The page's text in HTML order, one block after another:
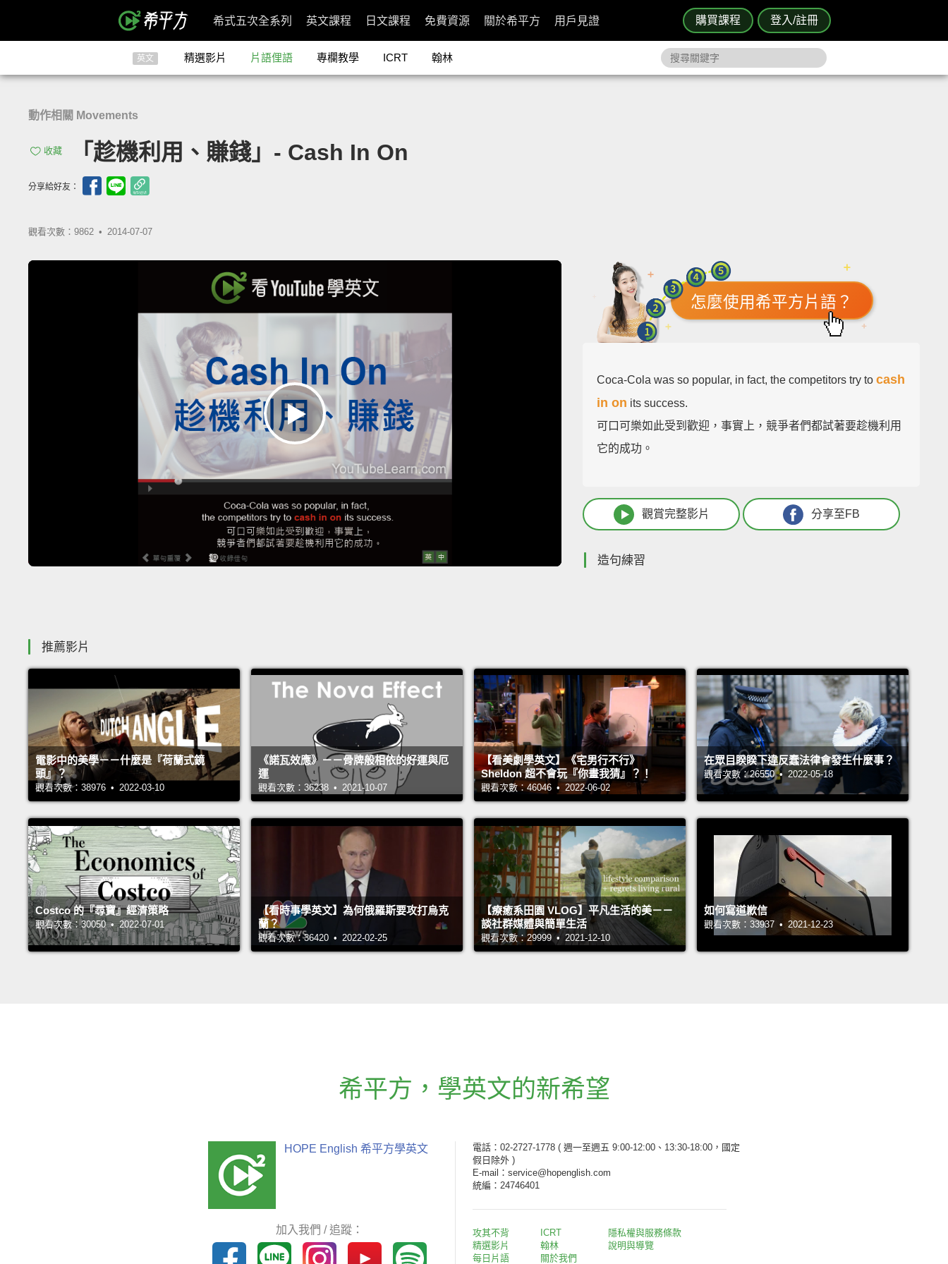
購買課程 登入/註冊
希式五次全系列 英文課程 日文課程 免費資源 關於希平方 用戶見證
英文 精選影片 片語俚語 專欄教學 ICRT 翰林
動作相關 Movements
收藏 「趁機利用、賺錢」- Cash In On
分享給好友：
觀看次數：9862 • 2014-07-07
怎麼使用希平方片語？
Coca-Cola was so popular, in fact, the competitors try tocash
in on its success.
可口可樂如此受到歡迎，事實上，競爭者們都試著要趁機利用
它的成功。
觀賞完整影片 分享至FB
造句練習
推薦影片
電影中的美學－－什麼是『荷蘭式鏡
頭』？
觀看次數：38976 • 2022-03-10
《諾瓦效應》－－骨牌般相依的好運與厄
運
觀看次數：36238 • 2021-10-07
【看美劇學英文】《宅男行不行》
Sheldon 超不會玩『你畫我猜』？！
觀看次數：46046 • 2022-06-02
在眾目睽睽下違反蠢法律會發生什麼事？
觀看次數：26550 • 2022-05-18
Costco 的『尋寶』經濟策略
觀看次數：30050 • 2022-07-01
【看時事學英文】為何俄羅斯要攻打烏克
蘭？
觀看次數：36420 • 2022-02-25
【療癒系田園 VLOG】平凡生活的美－－
談社群媒體與簡單生活
觀看次數：29999 • 2021-12-10
如何寫道歉信
觀看次數：33937 • 2021-12-23
希平方 ， 學英文的新希望
HOPE English 希平方學英文
加入我們 / 追蹤：
電話：02-2727-1778 ( 週一至週五 9:00-12:00、13:30-18:00，國定
假日除外 )
E-mail：service@hopenglish.com
統編：24746401
攻其不背
精選影片
每日片語
ICRT
翰林
關於我們
隱私權與服務條款
說明與導覽